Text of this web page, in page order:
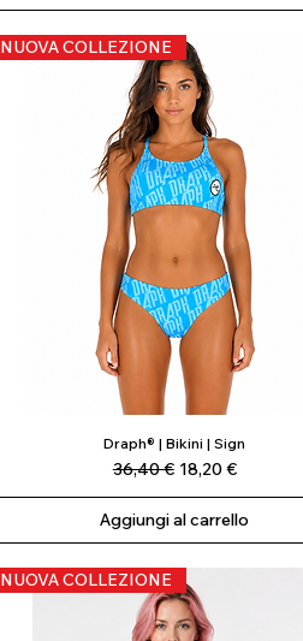
Vista rapida
NUOVA COLLEZIONE
Draph® | Bikini | Sign
Prezzo regolare
36,40 € Prezzo scontato
18,20 €
Aggiungi al carrello
NUOVA COLLEZIONE